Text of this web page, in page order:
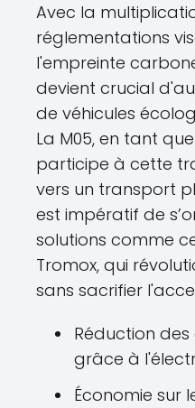
Avec la
réglementations
l'empreinte
devient crucial
de véhicules
La M05, en tant
participe à cette
vers un transport
est impératif de
solutions comme
Tromox, qui
sans sacrifier
Réduction des
grâce à
Économie sur